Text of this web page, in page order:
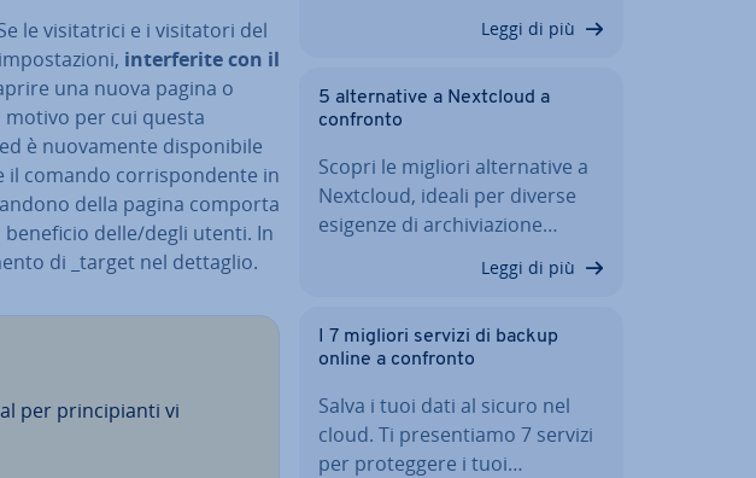
le vi­si­ta­tri­ci e i vi­si­ta­to­ri del
in­ter­fe­ri­te con il
una nuova pagina o
motivo per cui questa
è nuo­va­men­te di­spo­ni­bi­le
il comando cor­ri­spon­den­te in
della pagina comporta
delle/degli utenti. In
di _target nel dettaglio.
per prin­ci­pian­ti vi
Leggi di più
5 al­ter­na­ti­ve a Nextcloud a
confronto
Scopri le migliori al­ter­na­ti­ve a
Nextcloud, ideali per diverse
esigenze di ar­chi­via­zio­ne…
Leggi di più
I 7 migliori servizi di backup
online a confronto
Salva i tuoi dati al sicuro nel
cloud. Ti pre­sen­tia­mo 7 servizi
per pro­teg­ge­re i tuoi…